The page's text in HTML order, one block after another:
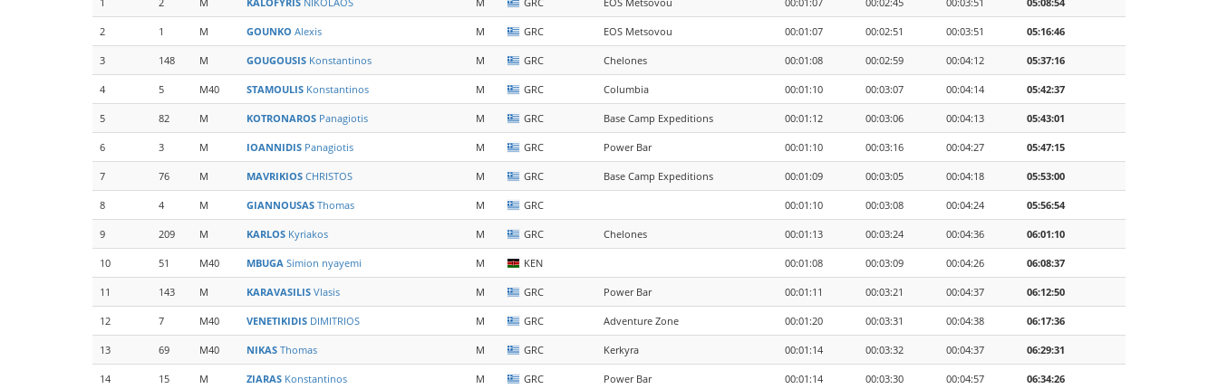
2 1 M GOUNKO Alexis M GRC EOS Metsovou 00:01:07 00:02:51 00:03:51 05:16:46
3 148 M GOUGOUSIS Konstantinos M GRC Chelones 00:01:08 00:02:59 00:04:12 05:37:16
4 5 M40 STAMOULIS Konstantinos M GRC Columbia 00:01:10 00:03:07 00:04:14 05:42:37
5 82 M KOTRONAROS Panagiotis M GRC Base Camp Expeditions 00:01:12 00:03:06 00:04:13 05:43:01
6 3 M IOANNIDIS Panagiotis M GRC Power Bar 00:01:10 00:03:16 00:04:27 05:47:15
7 76 M MAVRIKIOS CHRISTOS M GRC Base Camp Expeditions 00:01:09 00:03:05 00:04:18 05:53:00
8 4 M GIANNOUSAS Thomas M GRC 00:01:10 00:03:08 00:04:24 05:56:54
9 209 M KARLOS Kyriakos M GRC Chelones 00:01:13 00:03:24 00:04:36 06:01:10
10 51 M40 MBUGA Simion nyayemi M KEN 00:01:08 00:03:09 00:04:26 06:08:37
11 143 M KARAVASILIS Vlasis M GRC Power Bar 00:01:11 00:03:21 00:04:37 06:12:50
12 7 M40 VENETIKIDIS DIMITRIOS M GRC Adventure Zone 00:01:20 00:03:31 00:04:38 06:17:36
13 69 M40 NIKAS Thomas M GRC Kerkyra 00:01:14 00:03:32 00:04:37 06:29:31
14 15 M ZIARAS Konstantinos M GRC Power Bar 00:01:14 00:03:30 00:04:57 06:34:26